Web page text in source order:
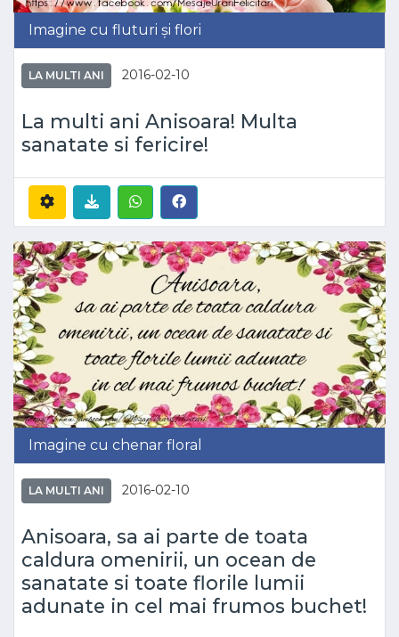
Imagine cu fluturi și flori
LA MULTI ANI 2016-02-10
La multi ani Anisoara! Multa
sanatate si fericire!
Imagine cu chenar floral
LA MULTI ANI 2016-02-10
Anisoara, sa ai parte de toata
caldura omenirii, un ocean de
sanatate si toate florile lumii
adunate in cel mai frumos buchet!